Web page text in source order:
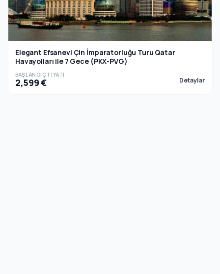
Elegant Efsanevi Çin İmparatorluğu Turu Qatar
Havayolları ile 7 Gece (PKX-PVG)
BAŞLANGIÇ FIYATI
2,599 € Detaylar